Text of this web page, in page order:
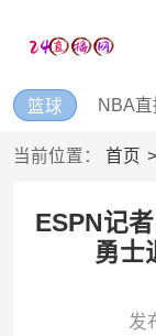
篮球 NBA直
当前位置： 首页
ESPN记
勇士
发